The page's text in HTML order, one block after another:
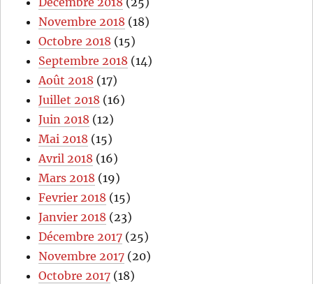
Novembre 2018 (18)
Octobre 2018 (15)
Septembre 2018 (14)
Août 2018 (17)
Juillet 2018 (16)
Juin 2018 (12)
Mai 2018 (15)
Avril 2018 (16)
Mars 2018 (19)
Fevrier 2018 (15)
Janvier 2018 (23)
Décembre 2017 (25)
Novembre 2017 (20)
Octobre 2017 (18)